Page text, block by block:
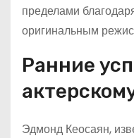
пределами
оригинальным
Ранние
Эдмонд Кеосаян,